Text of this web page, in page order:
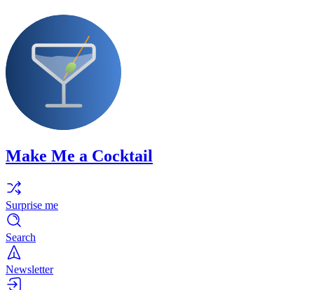
Make Me a Cocktail
Surprise me
Search
Newsletter